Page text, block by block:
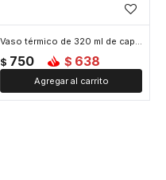
Vaso térmico de 320 ml de capacidad - Amarillo
$ 750 $ 638